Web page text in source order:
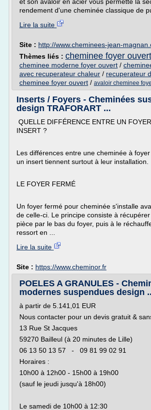
rendement d'une cheminée classique de
Lire la suite
Site : http://www.cheminees-jean-
Thèmes liés : cheminee foyer
cheminee moderne foyer ouvert /
avec recuperateur chaleur / recuperateur
cheminee foyer ouvert / avaloir cheminee
Inserts / Foyers - Cheminées
design TRAFORART ...
QUELLE DIFFÉRENCE ENTRE UN
INSERT ?
Les différences entre une cheminée à
un insert tiennent surtout à leur installation.
LE FOYER FERMÉ
Un foyer fermé pour cheminée s'installe
de celle-ci. Le principe consiste à
pièce par le bas du foyer, puis à le
ressort en ...
Lire la suite
Site : https://www.cheminor.fr
POELES A GRANULES -
modernes suspendues design
à partir de 5.141,01 EUR
Nous contacter pour un devis gratuit &
13 Rue St Jacques
59270 Bailleul (à 20 minutes de Lille)
06 13 50 13 57 - 09 81 99 02 91
Horaires :
10h00 à 12h00 - 15h00 à 19h00
(sauf le jeudi jusqu'à 18h00)
Le samedi de 10h00 à 12:30